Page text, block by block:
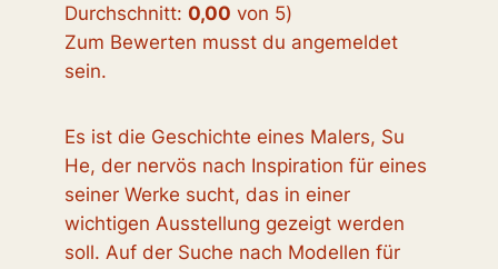
Durchschnitt:0,00 von 5)
Zum Bewerten musst du angemeldet
sein.
Es ist die Geschichte eines Malers, Su
He, der nervös nach Inspiration für eines
seiner Werke sucht, das in einer
wichtigen Ausstellung gezeigt werden
soll. Auf der Suche nach Modellen für